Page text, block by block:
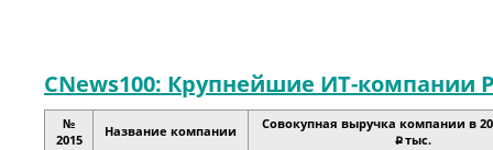
CNews100: Крупнейшие ИТ-компании
№
2015
Название компании Совокупная выручка компании в
p тыс.